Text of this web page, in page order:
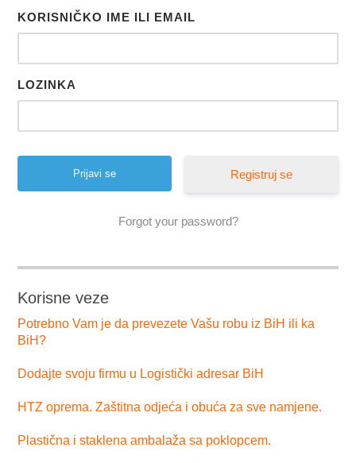
KORISNIČKO IME ILI EMAIL
LOZINKA
Registruj se
Forgot your password?
Korisne veze
Potrebno Vam je da prevezete Vašu robu iz BiH ili ka
BiH?
Dodajte svoju firmu u Logistički adresar BiH
HTZ oprema. Zaštitna odjeća i obuća za sve namjene.
Plastična i staklena ambalaža sa poklopcem.